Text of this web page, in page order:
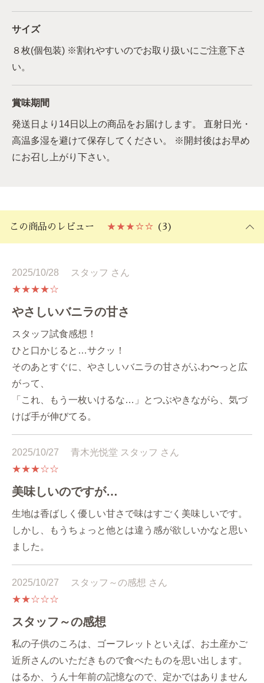
サイズ
８枚(個包装) ※割れやすいのでお取り扱いにご注意下さ
い。
賞味期間
発送日より14日以上の商品をお届けします。 直射日光・
高温多湿を避けて保存してください。 ※開封後はお早め
にお召し上がり下さい。
この商品のレビュー ★★★☆☆ (3)
2025/10/28
スタッフ さん
★★★★☆
やさしいバニラの甘さ
スタッフ試食感想！
ひと口かじると…サクッ！
そのあとすぐに、やさしいバニラの甘さがふわ〜っと広
がって、
「これ、もう一枚いけるな…」とつぶやきながら、気づ
けば手が伸びてる。
2025/10/27
青木光悦堂 スタッフ さん
★★★☆☆
美味しいのですが…
生地は香ばしく優しい甘さで味はすごく美味しいです。
しかし、もうちょっと他とは違う感が欲しいかなと思い
ました。
2025/10/27
スタッフ～の感想 さん
★★☆☆☆
スタッフ～の感想
私の子供のころは、ゴーフレットといえば、お土産かご
近所さんのいただきもので食べたものを思い出します。
はるか、うん十年前の記憶なので、定かではありません